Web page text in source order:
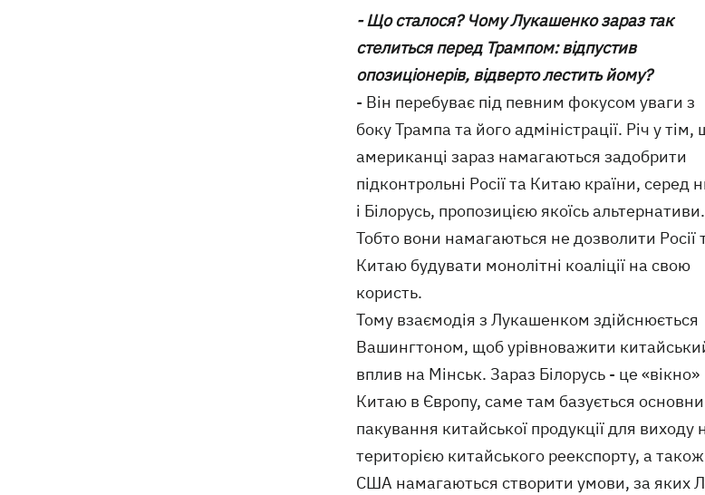
- Що сталося? Чому Лукашенко зараз так
стелиться перед Трампом: відпустив
опозиціонерів, відверто лестить йому?
- Він перебуває під певним фокусом уваги з
боку Трампа та його адміністрації. Річ у тім,
американці зараз намагаються задобрити
підконтрольні Росії та Китаю країни, серед
і Білорусь, пропозицією якоїсь альтернативи.
Тобто вони намагаються не дозволити Росії
Китаю будувати монолітні коаліції на свою
користь.
Тому взаємодія з Лукашенком здійснюється
Вашингтоном, щоб урівноважити
вплив на Мінськ. Зараз Білорусь - це «вікно»
Китаю в Європу, саме там базується
пакування китайської продукції для
територією китайського реекспорту, а
США намагаються створити умови, за яких